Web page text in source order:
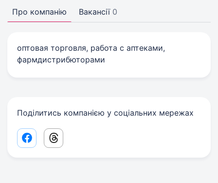
Про компанію Вакансії 0
оптовая торговля, работа с аптеками,
фармдистрибюторами
Поділитись компанією у соціальних мережах
Facebook share link
Threads share link